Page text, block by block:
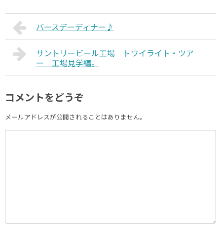
バースデーディナー♪
サントリービール工場 トワイライト・ツア
ー 工場見学編。
コメントをどうぞ
メールアドレスが公開されることはありません。